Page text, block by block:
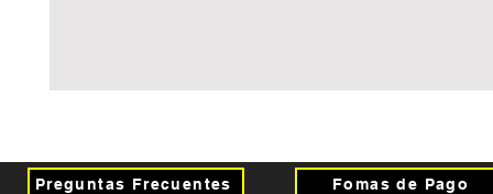
Preguntas Frecuentes Fomas de Pago